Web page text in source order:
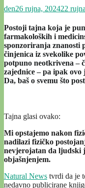
den26 rujna, 202422
Postoji tajna koja je
farmakoloških i
sponzoriranja znanosti
činjenica iz svekolike
potpuno neotkrivena –
zajednice – pa ipak
Da, baš o svemu što
Tajna glasi ovako:
Mi opstajemo nakon
nadilazi fizičko
nevjerojatan da ljudski
objašnjenjem.
Natural News tvrdi da je
nedavno publicirane